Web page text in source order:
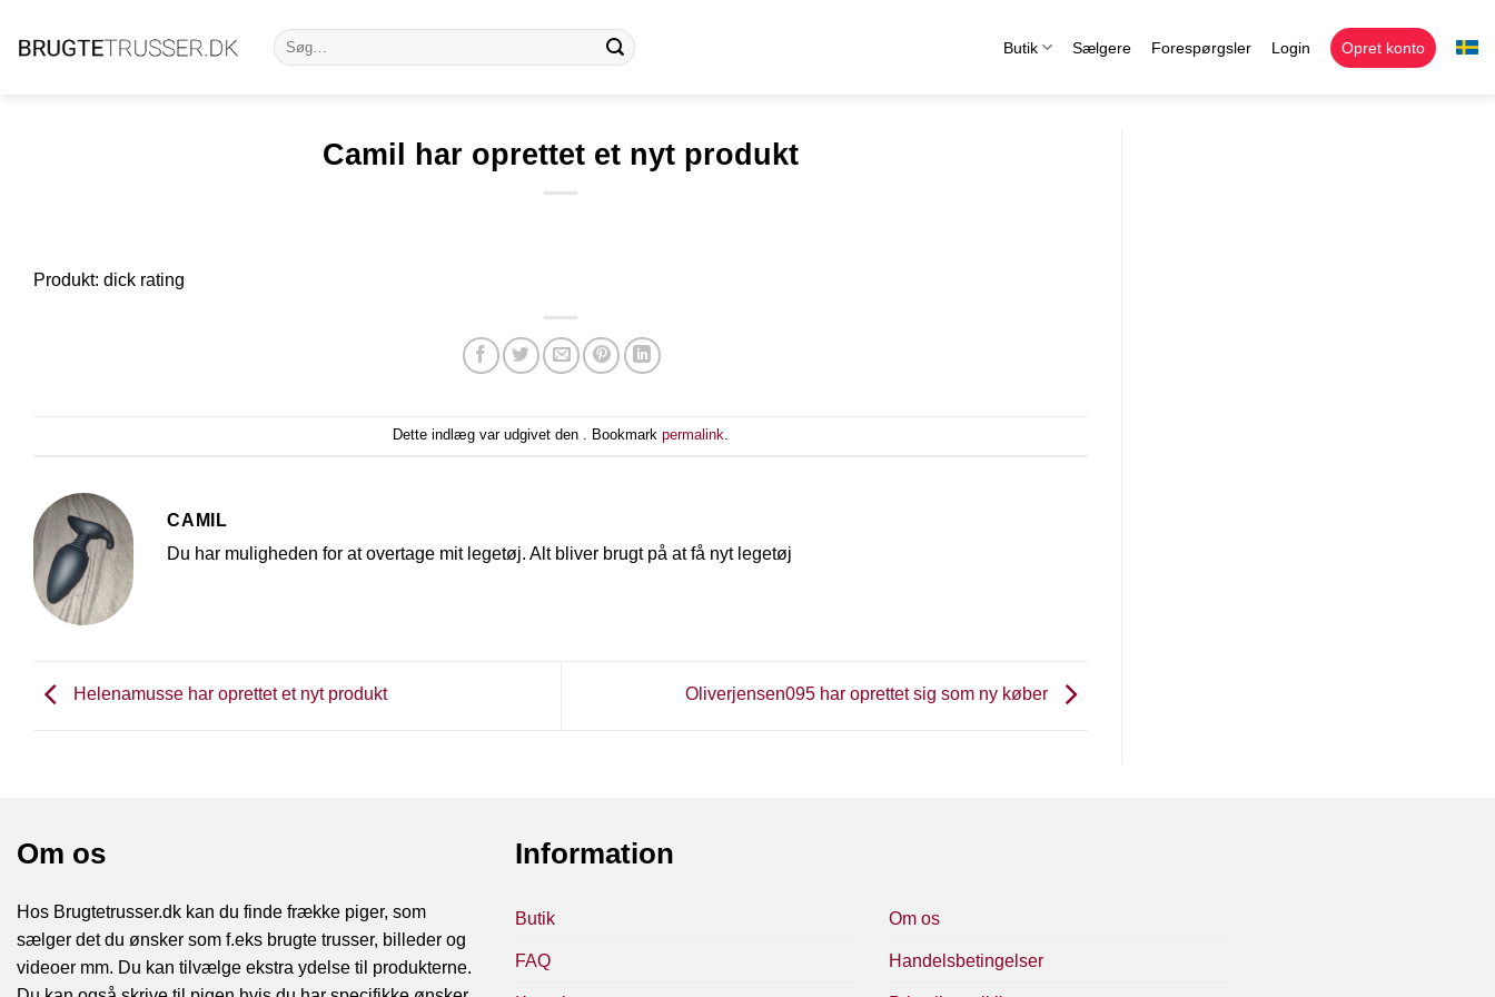
Søg
efter:
Butik Sælgere Forespørgsler Login Opret konto
Camil har oprettet et nyt produkt
Produkt: dick rating
Dette indlæg var udgivet den . Bookmark permalink
CAMIL
Du har muligheden for at overtage mit legetøj. Alt bliver brugt på at få nyt legetøj
Helenamusse har oprettet et nyt produkt Oliverjensen095 har oprettet sig som ny køber
Om os
Hos Brugtetrusser.dk kan du finde frække piger, som
sælger det du ønsker som f.eks brugte trusser, billeder og
videoer mm. Du kan tilvælge ekstra ydelse til produkterne.
Information
Butik
FAQ
Om os
Handelsbetingelser